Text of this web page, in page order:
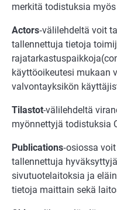
merkitä todistuksia
Actors‑välilehdeltä voit
tallennettuja tietoja
rajatarkastuspaikkoja
käyttöoikeutesi mukaan
valvontayksikön
Tilastot-välilehdeltä
myönnettyjä todistuksia
Publications‑osiossa
tallennettuja
sivutuotelaitoksia ja
tietoja maittain sekä